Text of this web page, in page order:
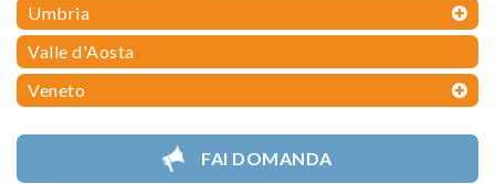
Umbria
Valle d'Aosta
Veneto
FAI DOMANDA